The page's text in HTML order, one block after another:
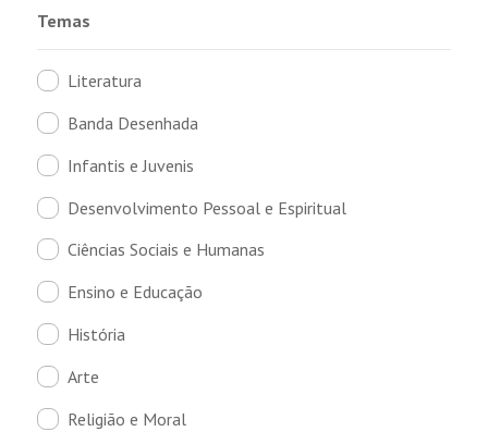
Temas
Literatura
Banda Desenhada
Infantis e Juvenis
Desenvolvimento Pessoal e Espiritual
Ciências Sociais e Humanas
Ensino e Educação
História
Arte
Religião e Moral